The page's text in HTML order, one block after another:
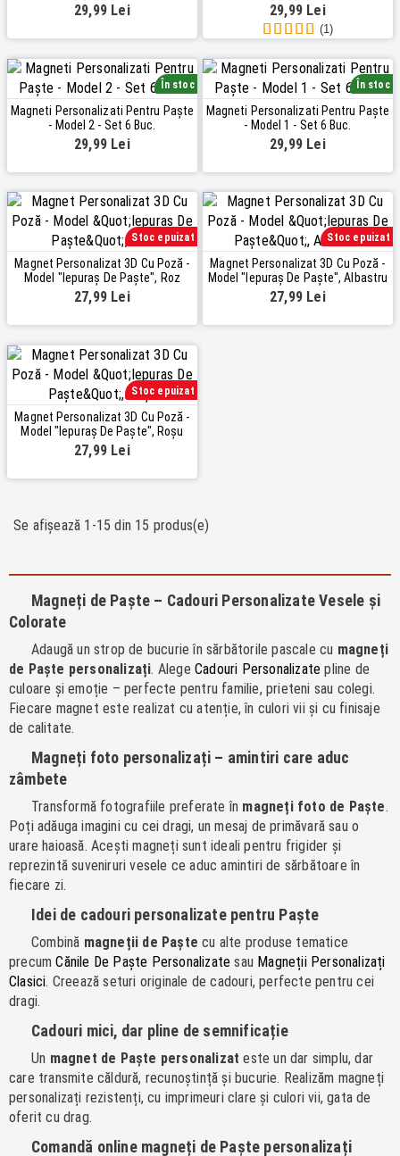
29,99 Lei 29,99 Lei
(1)
În stoc
Magneti Personalizati Pentru Paște
- Model 2 - Set 6 Buc.
29,99 Lei
În stoc
Magneti Personalizati Pentru Paște
- Model 1 - Set 6 Buc.
29,99 Lei
Stoc epuizat
Magnet Personalizat 3D Cu Poză -
Model "Iepuraș De Paște", Roz
27,99 Lei
Stoc epuizat
Magnet Personalizat 3D Cu Poză -
Model "Iepuraș De Paște", Albastru
27,99 Lei
Stoc epuizat
Magnet Personalizat 3D Cu Poză -
Model "Iepuraș De Paște", Roșu
27,99 Lei
Se afișează 1-15 din 15 produs(e)
Magneți de Paște – Cadouri Personalizate Vesele și
Colorate
Adaugă un strop de bucurie în sărbătorile pascale cu magneți
de Paște personalizați. AlegeCadouri Personalizate pline de
culoare și emoție – perfecte pentru familie, prieteni sau colegi.
Fiecare magnet este realizat cu atenție, în culori vii și cu finisaje
de calitate.
Magneți foto personalizați – amintiri care aduc
zâmbete
Transformă fotografiile preferate în magneți foto de Paște.
Poți adăuga imagini cu cei dragi, un mesaj de primăvară sau o
urare haioasă. Acești magneți sunt ideali pentru frigider și
reprezintă suveniruri vesele ce aduc amintiri de sărbătoare în
fiecare zi.
Idei de cadouri personalizate pentru Paște
Combină magneții de Paște cu alte produse tematice
precumCănile De Paște Personalizate sau Magneții Personalizați
Clasici. Creează seturi originale de cadouri, perfecte pentru cei
dragi.
Cadouri mici, dar pline de semnificație
Un magnet de Paște personalizat este un dar simplu, dar
care transmite căldură, recunoștință și bucurie. Realizăm magneți
personalizați rezistenți, cu imprimeuri clare și culori vii, gata de
oferit cu drag.
Comandă online magneți de Paște personalizați